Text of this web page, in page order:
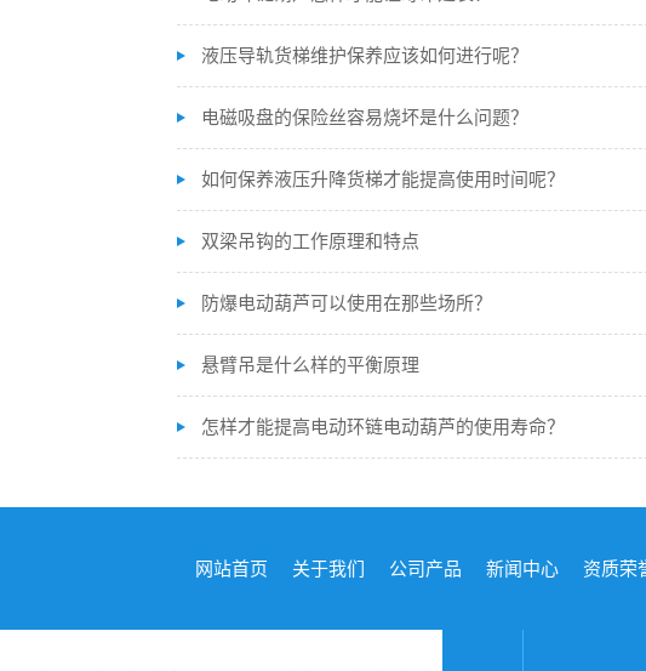
液压导轨货梯维护保养应该如何进行呢？
电磁吸盘的保险丝容易烧坏是什么问题？
如何保养液压升降货梯才能提高使用时间呢？
双梁吊钩的工作原理和特点
防爆电动葫芦可以使用在那些场所？
悬臂吊是什么样的平衡原理
怎样才能提高电动环链电动葫芦的使用寿命？
网站首页 关于我们 公司产品 新闻中心 资质荣